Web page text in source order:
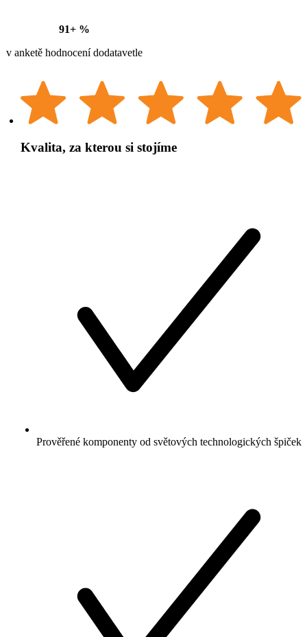
91+ %
v anketě hodnocení dodatavetle
Kvalita, za kterou si stojíme
Prověřené komponenty od světových technologických špiček